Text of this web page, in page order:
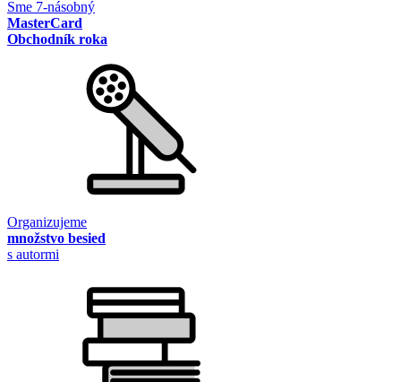
Sme 7-násobný
MasterCard
Obchodník roka
Organizujeme
množstvo besied
s autormi